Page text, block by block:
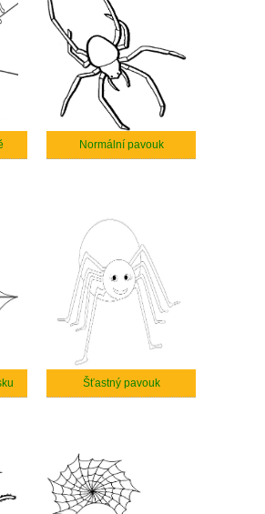
Normální pavouk
Šťastný pavouk